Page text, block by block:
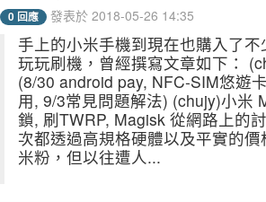
0 回應 發表於 2018-05-26 14:35
手上的小米手機到現在也購入了
玩玩刷機，曾經撰寫文章如下：
(8/30 android pay, NFC-SIM悠遊
用, 9/3常見問題解法) (chujy)小米
鎖, 刷TWRP, Magisk 從網路上的
次都透過高規格硬體以及平實的
米粉，但以往遭人...